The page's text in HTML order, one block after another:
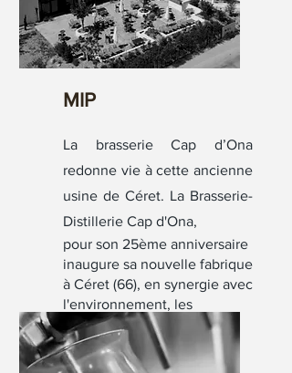
MIP
La brasserie Cap d’Ona
redonne vie à cette ancienne
usine de Céret. La Brasserie-
Distillerie Cap d'Ona,
pour son 25ème anniversaire
inaugure sa nouvelle fabrique
à Céret (66), en synergie avec
l'environnement, les
agriculteurs, les vignerons,
les céréaliers locaux et tous
ses partenaires engagés et